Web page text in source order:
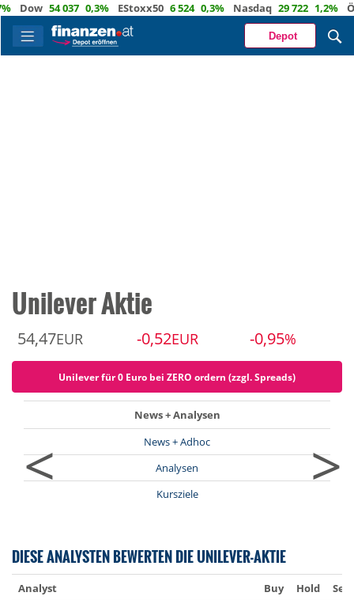
Dow 54 037 0,3% EStoxx50 6 524 0,3% Nasdaq 29 722 1,2% Öl
Depot
Unilever Aktie
54,47EUR -0,52EUR -0,95%
Unilever für 0 Euro bei ZERO ordern (zzgl. Spreads)
<
News + Analysen
News + Adhoc
Analysen
Kursziele
>
DIESE ANALYSTEN BEWERTEN DIE UNILEVER-AKTIE
Analyst Buy Hold
Sell